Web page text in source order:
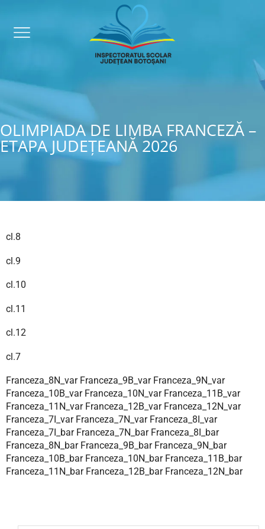
OLIMPIADA DE LIMBA FRANCEZĂ –
ETAPA JUDEȚEANĂ 2026
cl.8
cl.9
cl.10
cl.11
cl.12
cl.7
Franceza_8N_var Franceza_9B_var Franceza_9N_var
Franceza_10B_var Franceza_10N_var Franceza_11B_var
Franceza_11N_var Franceza_12B_var Franceza_12N_var
Franceza_7I_var Franceza_7N_var Franceza_8I_var
Franceza_7I_bar Franceza_7N_bar Franceza_8I_bar
Franceza_8N_bar Franceza_9B_bar Franceza_9N_bar
Franceza_10B_bar Franceza_10N_bar Franceza_11B_bar
Franceza_11N_bar Franceza_12B_bar Franceza_12N_bar